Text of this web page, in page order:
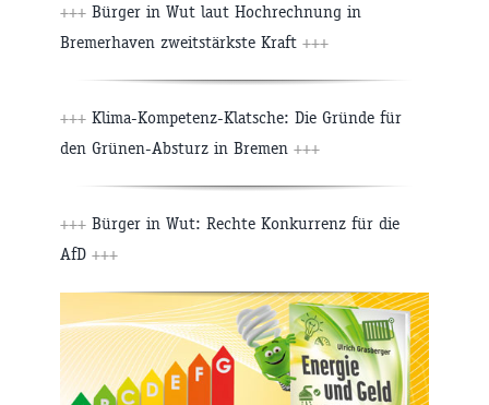
+++ Bürger in Wut laut Hochrechnung in
Bremerhaven zweitstärkste Kraft +++
+++ Klima-Kompetenz-Klatsche: Die Gründe für
den Grünen-Absturz in Bremen +++
+++ Bürger in Wut: Rechte Konkurrenz für die
AfD +++